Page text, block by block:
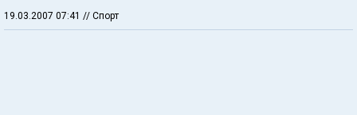
19.03.2007 07:41 // Спорт